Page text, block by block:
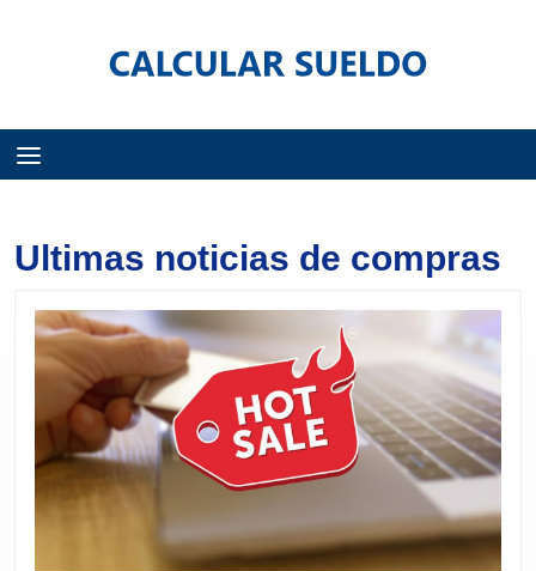
Ultimas noticias de compras